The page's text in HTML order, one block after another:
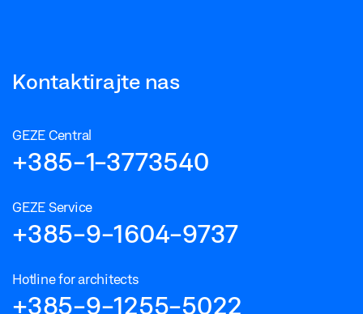
Kontaktirajte nas
GEZE Central
+385-1-3773540
GEZE Service
+385-9-1604-9737
Hotline for architects
+385-9-1255-5022